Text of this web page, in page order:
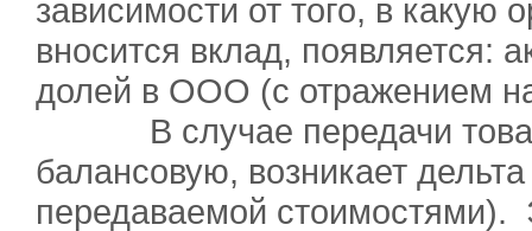
зависимости от того, в какую
вносится вклад, появляется:
долей в ООО (с отражением
В случае передачи
балансовую, возникает
передаваемой стоимостями).